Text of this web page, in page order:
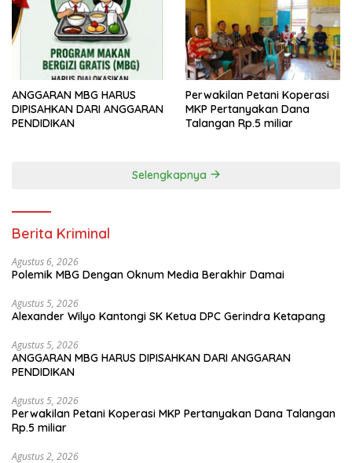
ANGGARAN MBG HARUS
DIPISAHKAN DARI ANGGARAN
PENDIDIKAN
Perwakilan Petani Koperasi
MKP Pertanyakan Dana
Talangan Rp.5 miliar
Selengkapnya
Berita Kriminal
Agustus 6, 2026
Polemik MBG Dengan Oknum Media Berakhir Damai
Agustus 5, 2026
Alexander Wilyo Kantongi SK Ketua DPC Gerindra Ketapang
Agustus 5, 2026
ANGGARAN MBG HARUS DIPISAHKAN DARI ANGGARAN
PENDIDIKAN
Agustus 5, 2026
Perwakilan Petani Koperasi MKP Pertanyakan Dana Talangan
Rp.5 miliar
Agustus 2, 2026